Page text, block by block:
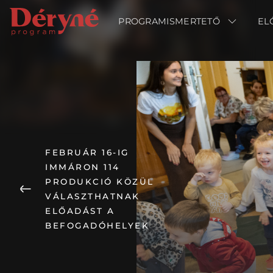
PROGRAMISMERTETŐ
PROGRAMISMERTETŐ
FEBRUÁR 16-IG
IMMÁRON 114
PRODUKCIÓ KÖZÜL
VÁLASZTHATNAK
ELŐADÁST A
BEFOGADÓHELYEK